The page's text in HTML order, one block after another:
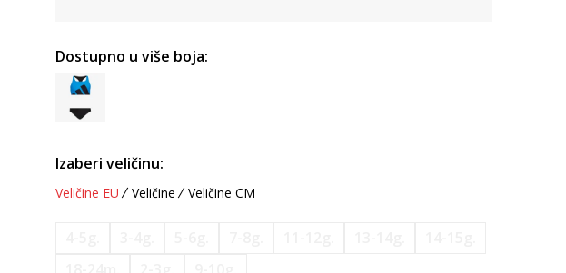
Dostupno u više boja:
Izaberi veličinu:
Veličine EU Veličine Veličine CM